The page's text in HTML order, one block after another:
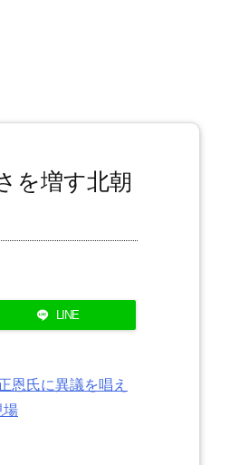
を増す北朝
LINE
恩氏に異議を唱え
場